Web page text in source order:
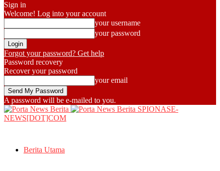
Sign in
Welcome! Log into your account
your username
your password
Forgot your password? Get help
Password recovery
Recover your password
your email
A password will be e-mailed to you.
SPIONASE-
NEWS[DOT]COM
Berita Utama